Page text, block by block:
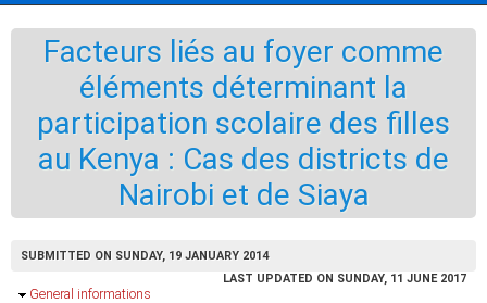
Facteurs liés au foyer comme
éléments déterminant la
participation scolaire des filles
au Kenya : Cas des districts de
Nairobi et de Siaya
SUBMITTED ON SUNDAY, 19 JANUARY 2014
LAST UPDATED ON SUNDAY, 11 JUNE 2017
Hide
General informations